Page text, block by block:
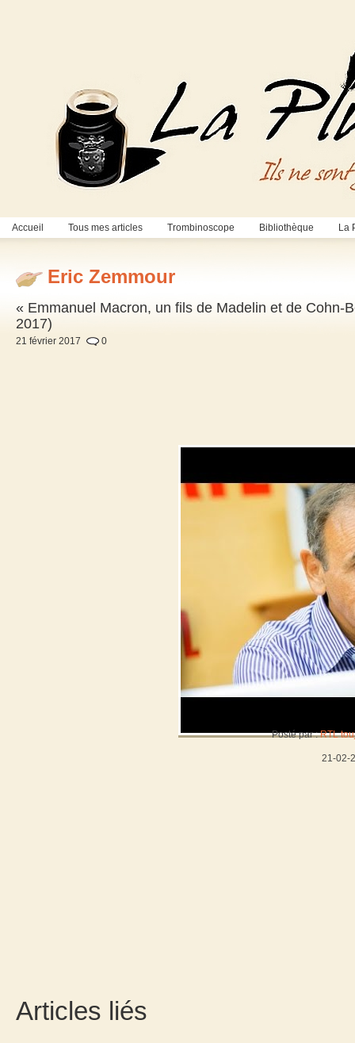
Accueil Tous mes articles Trombinoscope Bibliothèque La
Eric Zemmour
« Emmanuel Macron, un fils de Madelin et de Cohn-
2017)
21 février 2017 0
Posté par :RTL
21-02-
Articles liés